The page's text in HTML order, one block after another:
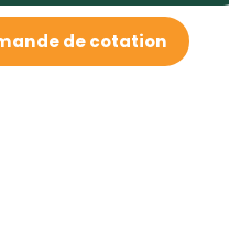
de cotation